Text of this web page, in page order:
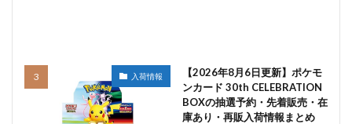
入荷情報
【2026年8月6日更新】ポケモ
ンカード 30th CELEBRATION
BOXの抽選予約・先着販売・在
庫あり・再販入荷情報まとめ